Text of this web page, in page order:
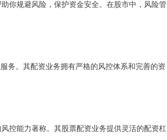
你规避风险，保护资金安全。在股市中，风险管
务。其配资业务拥有严格的风控体系和完善的资
控能力著称。其股票配资业务提供灵活的配资杠